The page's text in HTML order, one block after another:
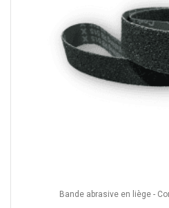
Bande abrasive en liège -